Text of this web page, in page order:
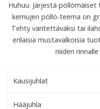
Huhuu. Järjestä
kemujen pöllö-teema on
Tehty väritettäväksi tai
erilaisia mustavalkoisia
niiden
Kausijuhlat
Hääjuhla